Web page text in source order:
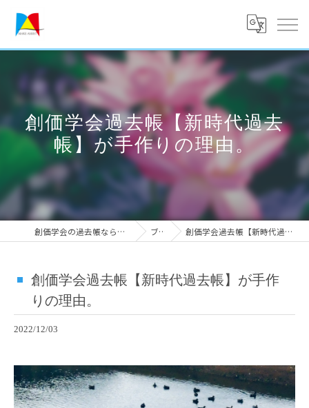
創価学会過去帳【新時代過去
帳】が手作りの理由。
創価学会の過去帳なら実績のメークアシスト ブログ 創価学会過去帳【新時代過去帳】が手作りの理由。
創価学会過去帳【新時代過去帳】が手作
りの理由。
2022/12/03